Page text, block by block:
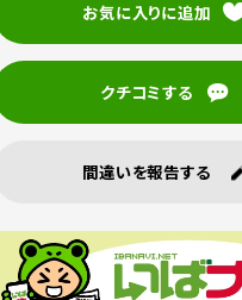
お気に入りに追加
クチコミする
間違いを報告する